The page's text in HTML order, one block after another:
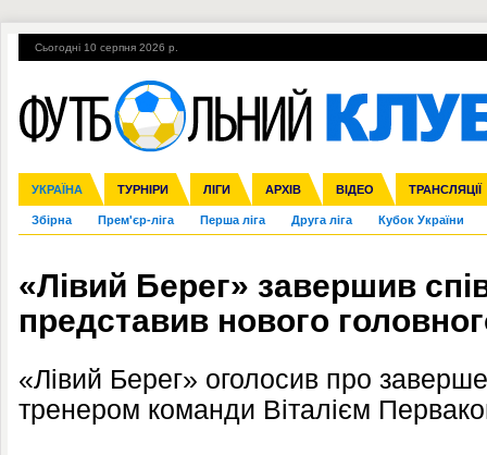
Сьогодні 10 серпня 2026 р.
УКРАЇНА ТУРНІРИ ЛІГИ АРХІВ ВІДЕО ТРАНСЛЯЦІЇ
Збірна Прем'єр-ліга Перша ліга Друга ліга Кубок України
Ліга чемпіонів Ліга Європи Міжнародні Ліга націй Ліга
Англія Іспанія Італія Німеччина Франція Інші
ЧС-2014 ЄВРО-2016 Росія Кубок конфедерацій ЧЄ-2015 (U-
Гарячі теми УПЛ, 2-й тур ВІЙНА УПЛ-ПЕРЕХОДИ
«Лівий Берег» завершив
представив нового
«Лівий Берег» оголосив про
тренером команди Віталієм